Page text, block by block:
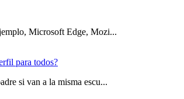
Microsoft Edge, Mozi...
para todos?
si van a la misma escu...